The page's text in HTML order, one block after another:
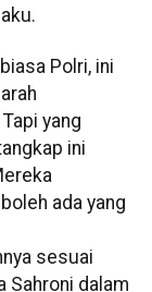
Polri, ini
yang
ini
ada yang
sesuai
Sahroni dalam